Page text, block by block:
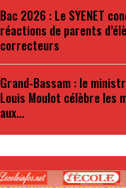
Bac 2026 : Le SYENET
réactions de parents
correcteurs
Grand-Bassam : le
Louis Moulot célèbre les
aux…